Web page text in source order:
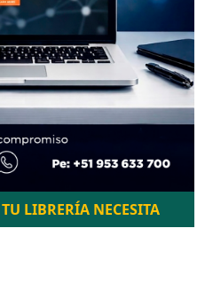
LIBRERÍA NECESITA